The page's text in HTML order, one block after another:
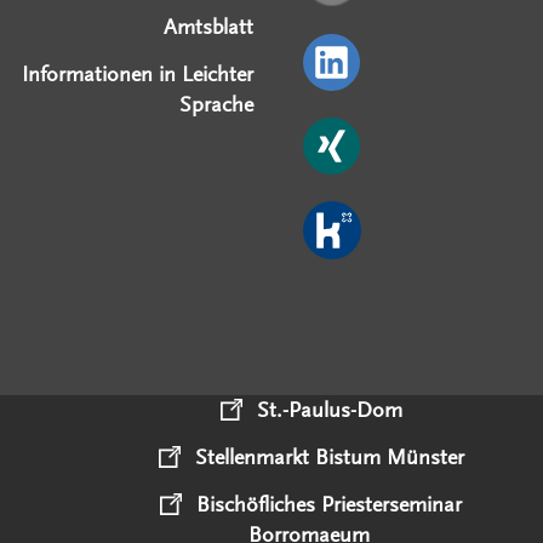
Amtsblatt
Informationen in Leichter
Sprache
St.-Paulus-Dom
Stellenmarkt Bistum Münster
Bischöfliches Priesterseminar
Borromaeum